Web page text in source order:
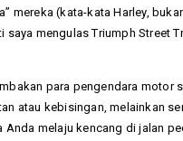
mereka (kata-kata Harley,
saya mengulas Triumph Street
para pengendara motor
atau kebisingan, melainkan
Anda melaju kencang di jalan